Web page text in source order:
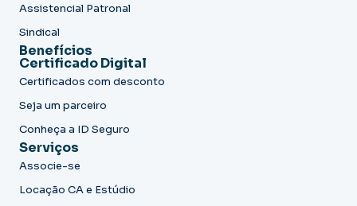
Assistencial Patronal
Sindical
Benefícios
Certificado Digital
Certificados com desconto
Seja um parceiro
Conheça a ID Seguro
Serviços
Associe-se
Locação CA e Estúdio